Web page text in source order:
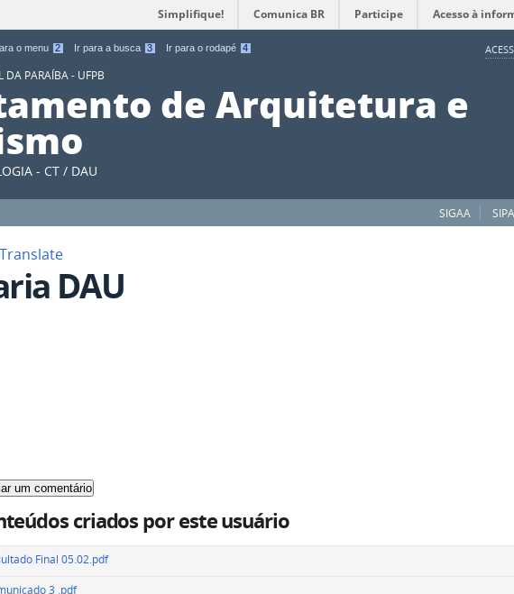
o menu 2 Ir para a busca 3 Ir para o rodapé 4
Simplifique! Comunica BR Participe Acesso à
DA PARAÍBA - UFPB
de Arquitetura e
- CT / DAU
SIGAA
Translate
DAU
criados por este usuário
Final 05.02.pdf
3 .pdf